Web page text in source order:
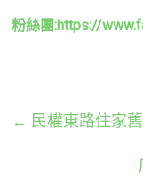
粉絲團:https://
← 民權東路住家